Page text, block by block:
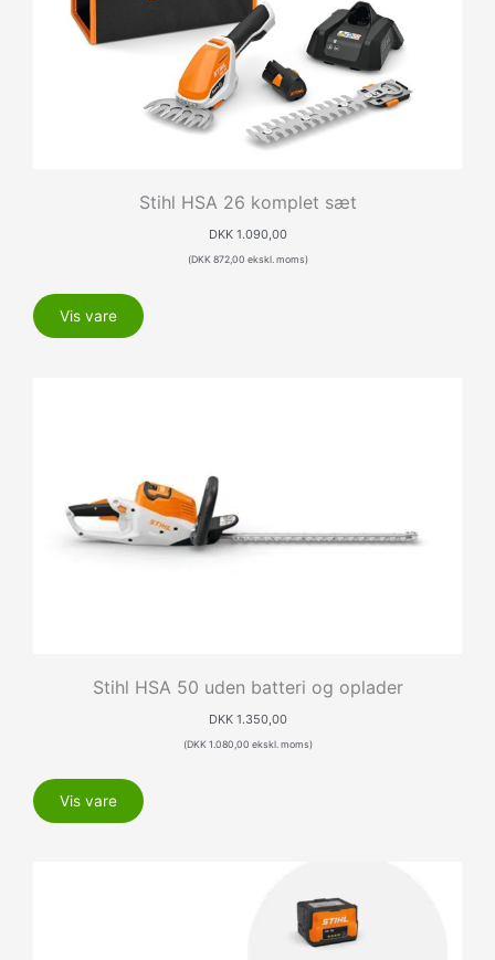
Stihl HSA 26 komplet sæt
DKK1.090,00
(DKK872,00 ekskl. moms)
Vis vare
Stihl HSA 50 uden batteri og oplader
DKK1.350,00
(DKK 1.080,00 ekskl. moms)
Vis vare